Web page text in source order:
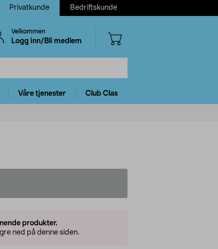
Privatkunde Bedriftskunde
Velkommen
Logg inn/Bli medlem
Våre tjenester Club Clas
produkter.
ned på denne siden.